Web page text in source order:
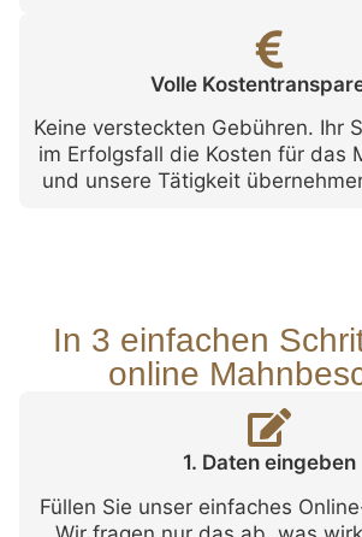
Volle
Keine versteckten Gebühren. Ihr
im Erfolgsfall die Kosten für das
und unsere Tätigkeit
In 3 einfachen
online
1. Daten eingeben
Füllen Sie unser einfaches